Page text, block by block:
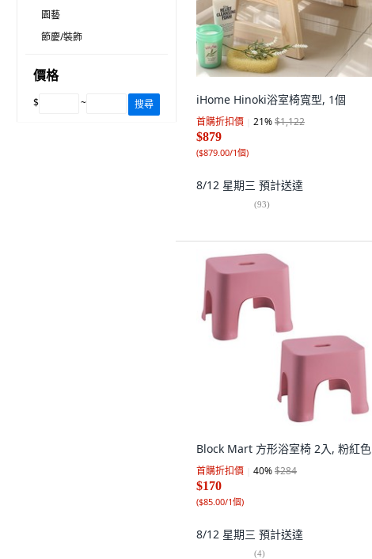
園藝
節慶/裝飾
價格
$ ~ 搜尋 iHome Hinoki浴室椅寬型, 1個
首購折扣價 21%$1,122
$879
($879.00/1個)
8/12 星期三 預計送達
(93)
Block Mart 方形浴室椅 2入, 粉紅色
首購折扣價 40%$284
$170
($85.00/1個)
8/12 星期三 預計送達
(4)